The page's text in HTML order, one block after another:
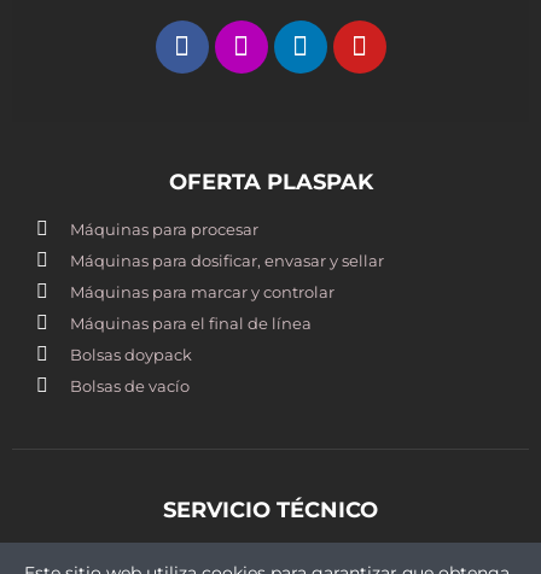
OFERTA PLASPAK
Máquinas para procesar
Máquinas para dosificar, envasar y sellar
Máquinas para marcar y controlar
Máquinas para el final de línea
Bolsas doypack
Bolsas de vacío
SERVICIO TÉCNICO